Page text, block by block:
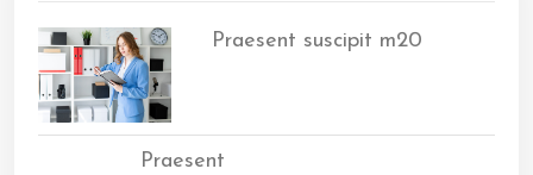
Praesent suscipit m20
Praesent